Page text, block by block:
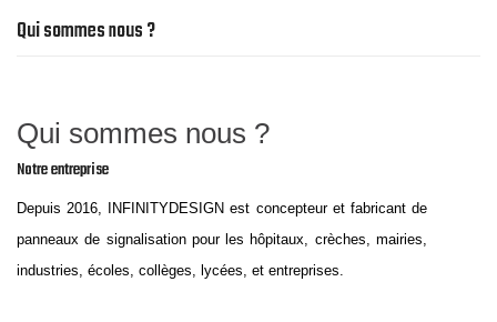
Qui sommes nous ?
Qui sommes nous ?
Notre entreprise
Depuis 2016, INFINITYDESIGN est concepteur et fabricant de
panneaux de signalisation pour les hôpitaux, crèches, mairies,
industries, écoles, collèges, lycées, et entreprises.